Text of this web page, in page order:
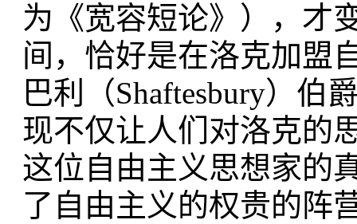
为《宽容短论》），才
间，恰好是在洛克加盟
巴利（Shaftesbury）伯
现不仅让人们对洛克的
这位自由主义思想家的
了自由主义的权贵的阵